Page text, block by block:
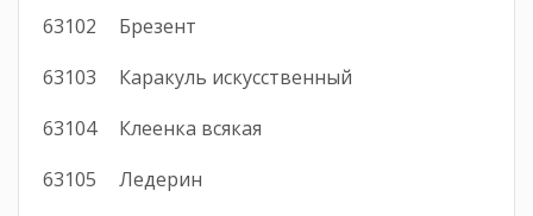
63102
Брезент
63103
Каракуль искусственный
63104
Клеенка всякая
63105
Ледерин